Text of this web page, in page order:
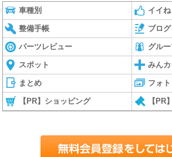
車種別 イイね
整備手帳 ブログ
パーツレビュー グル
スポット みんカ
まとめ フォト
【PR】ショッピング 【PR